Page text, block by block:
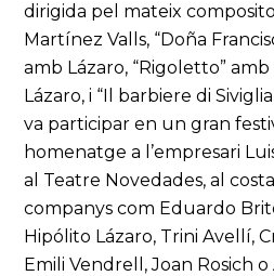
dirigida pel mateix
Martínez Valls, “Doña
amb Lázaro, “Rigoletto”
Lázaro, i “Il barbiere di
va participar en un gran
homenatge a l’empresari
al Teatre Novedades, al
companys com Eduardo
Hipólito Lázaro, Trini Avellí,
Emili Vendrell, Joan Rosich o